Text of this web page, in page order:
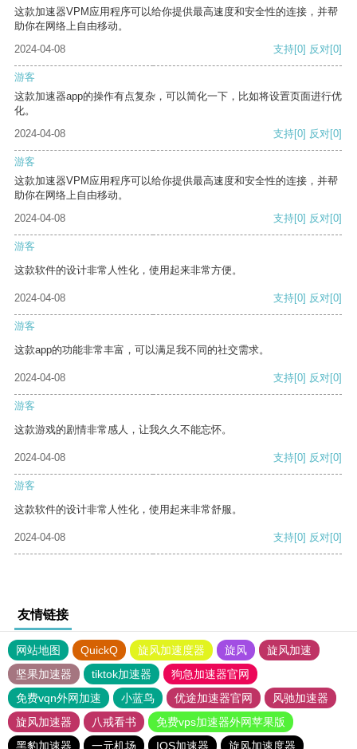
这款加速器VPM应用程序可以给你提供最高速度和安全性的连接，并帮
助你在网络上自由移动。
2024-04-08
支持[0] 反对[0]
游客
这款加速器app的操作有点复杂，可以简化一下，比如将设置页面进行优
化。
2024-04-08
支持[0] 反对[0]
游客
这款加速器VPM应用程序可以给你提供最高速度和安全性的连接，并帮
助你在网络上自由移动。
2024-04-08
支持[0] 反对[0]
游客
这款软件的设计非常人性化，使用起来非常方便。
2024-04-08 支持[0] 反对[0]
游客
这款app的功能非常丰富，可以满足我不同的社交需求。
2024-04-08 支持[0] 反对[0]
游客
这款游戏的剧情非常感人，让我久久不能忘怀。
2024-04-08 支持[0] 反对[0]
游客
这款软件的设计非常人性化，使用起来非常舒服。
2024-04-08 支持[0] 反对[0]
友情链接
网站地图 QuickQ 旋风加速度器 旋风
旋风加速
坚果加速器
tiktok加速器
狗急加速器官网
免费vqn外网加速
小蓝鸟 优途加速器官网
风驰加速器
旋风加速器
八戒看书
免费vps加速器外网苹果版
黑豹加速器
一元机场 IOS加速器 旋风加速度器